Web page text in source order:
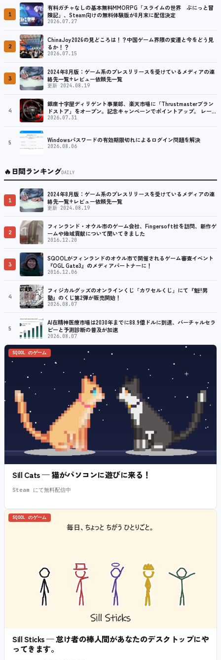
1
有料ガチャなしの基本無料MMORPG「スライムの世界 ぷにっと冒
険記」、Steam向けの無料体験版が8月末に配信決定
2026.07.27
2
ChinaJoy2026の見どころは！？中国ゲーム界隈の変遷と今をどう見
るか！？
2026.07.15
3
2024年8月版：ゲーム系のプレスリリースを受けているメディアの連
絡先一覧+レビュー依頼先一覧
更新 2024.08.19
4
銀座十字屋ディリゲント事業部、楽天市場に「Thrustmasterブラン
ドストア」をオープン。記念キャンペーンでポイントアップ。 レーシ
ング／フライトシム向けコントローラーを中心に、幅広くラインナッ
2026.07.31
5 Windowsパスワードの有効期限切れによるログイン問題を解決
2026.08.06
🔥日間ランキングDAILY
1
2024年8月版：ゲーム系のプレスリリースを受けているメディアの連
絡先一覧+レビュー依頼先一覧
更新 2024.08.19
2
フィンランド・オウル市のゲーム会社、Fingersoft社を訪問、新作ゲ
ームや地域貢献について聞いてきました
2016.12.20
3
SQOOLがフィンランドのオウル市で開催されるゲーム審査イベント
『OGL Gate3』のメディアパートナーに！
2016.12.06
4
フィジカルグッズのオンラインくじ「カワセルくじ」にて『魁!!男
塾』のくじ第2弾が販売開始！
2026.08.07
5
AI在精神医療市場は2030年までに88.9億ドルに到達、バーチャルセラ
ピーと予測診断の普及が加速
2026.08.07
SQOOL のゲーム
Sill Cats — 猫がパソコンに遊びに来る！
Steam にて無料配信中
SQOOL のゲーム
Sill Sticks — 怠け者の棒人間があなたのデスクトップにや
ってきます。